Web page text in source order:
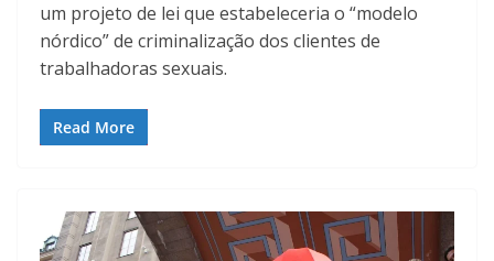
um projeto de lei que estabeleceria o “modelo
nórdico” de criminalização dos clientes de
trabalhadoras sexuais.
Read More